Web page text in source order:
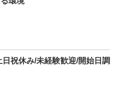
祝休み/未経験歓迎/開始日調